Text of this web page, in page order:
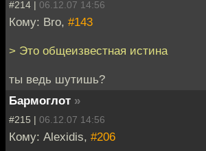
#214 | 06.12.07 14:56
Кому: Bro, #143
> Это общеизвестная истина
ты ведь шутишь?
Бармоглот »
#215 | 06.12.07 14:56
Кому: Alexidis, #206